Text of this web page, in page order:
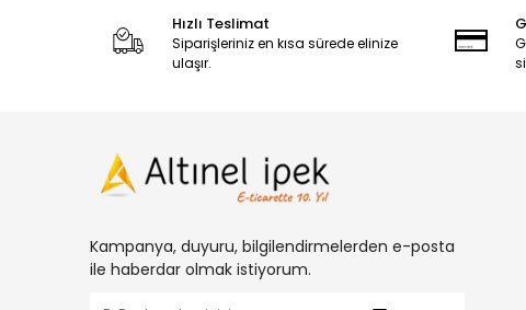
Hızlı Teslimat
Siparişleriniz en kısa sürede elinize
ulaşır.
Kampanya, duyuru, bilgilendirmelerden e-posta
ile haberdar olmak istiyorum.